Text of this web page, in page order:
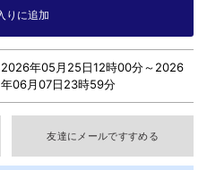
2026年05月25日12時00分～2026
年06月07日23時59分
友達にメールですすめる